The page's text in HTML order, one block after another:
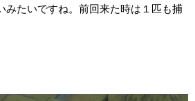
みたいですね。前回来た時は１匹も捕